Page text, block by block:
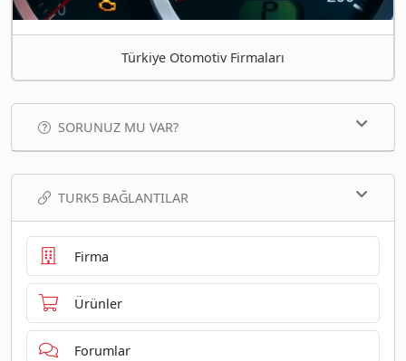
Türkiye Otomotiv Firmaları
SORUNUZ MU VAR?
TURK5 BAĞLANTILAR
Firma
Ürünler
Forumlar